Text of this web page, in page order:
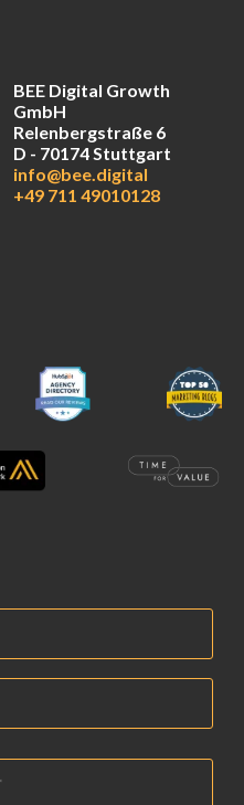
BEE Digital Growth
GmbH
Relenbergstraße 6
D - 70174 Stuttgart
info@bee.digital
+49 711 49010128